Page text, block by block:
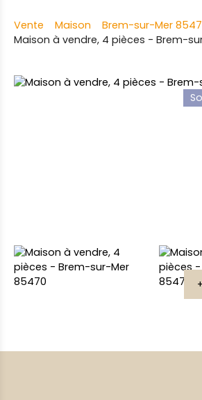
Vente Maison
Brem-sur-Mer
Maison à vendre, 4 pièces - Brem-